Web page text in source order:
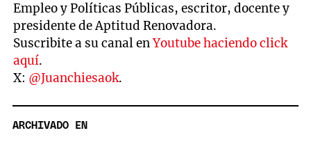
Empleo y Políticas Públicas, escritor, docente y
presidente de Aptitud Renovadora.
Suscribite a su canal enYoutube haciendo click
aquí.
X: @Juanchiesaok.
ARCHIVADO EN